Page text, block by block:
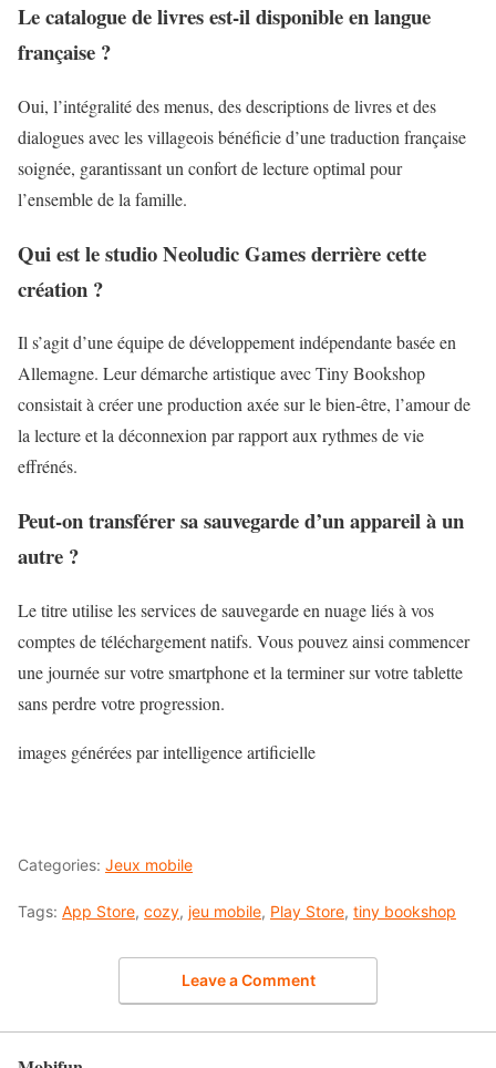
Le catalogue de livres est-il disponible en langue
française ?
Oui, l’intégralité des menus, des descriptions de livres et des
dialogues avec les villageois bénéficie d’une traduction française
soignée, garantissant un confort de lecture optimal pour
l’ensemble de la famille.
Qui est le studio Neoludic Games derrière cette
création ?
Il s’agit d’une équipe de développement indépendante basée en
Allemagne. Leur démarche artistique avec Tiny Bookshop
consistait à créer une production axée sur le bien-être, l’amour de
la lecture et la déconnexion par rapport aux rythmes de vie
effrénés.
Peut-on transférer sa sauvegarde d’un appareil à un
autre ?
Le titre utilise les services de sauvegarde en nuage liés à vos
comptes de téléchargement natifs. Vous pouvez ainsi commencer
une journée sur votre smartphone et la terminer sur votre tablette
sans perdre votre progression.
images générées par intelligence artificielle
Categories: Jeux mobile
Tags: App Store, cozy, jeu mobile, Play Store, tiny bookshop
Leave a Comment